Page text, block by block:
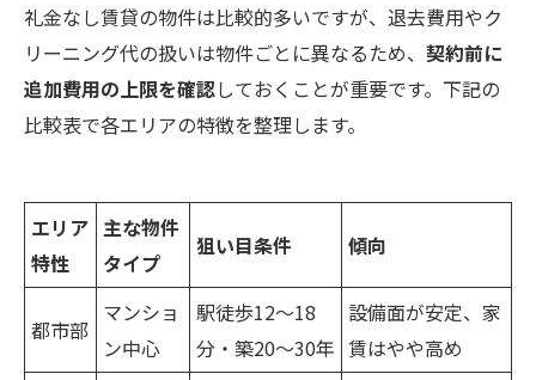
礼金なし賃貸の物件は比較的多いですが、退去費用やク
リーニング代の扱いは物件ごとに異なるため、 契約前に
追加費用の上限を確認しておくことが重要です。下記の
比較表で各エリアの特徴を整理します。
エリア
特性
主な物件
タイプ
狙い目条件 傾向
都市部
マンショ
ン中心
駅徒歩12〜18
分・築20〜30年
設備面が安定、家
賃はやや高め